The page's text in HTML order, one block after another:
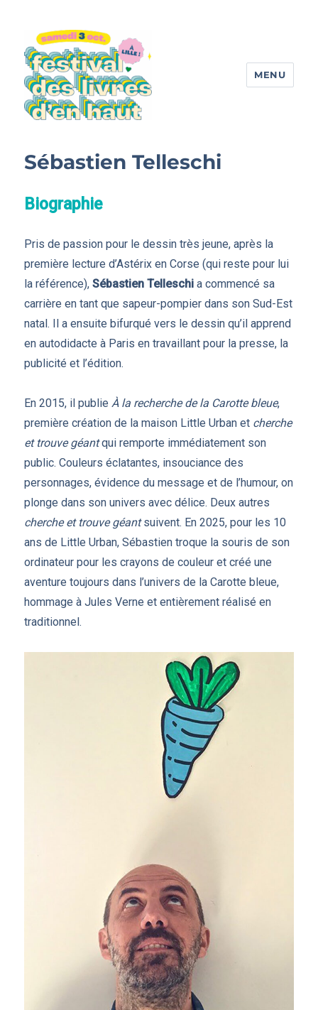
MENU
Sébastien Telleschi
Biographie
Pris de passion pour le dessin très jeune, après la
première lecture d’Astérix en Corse (qui reste pour lui
la référence),Sébastien Telleschi a commencé sa
carrière en tant que sapeur-pompier dans son Sud-Est
natal. Il a ensuite bifurqué vers le dessin qu’il apprend
en autodidacte à Paris en travaillant pour la presse, la
publicité et l’édition.
En 2015, il publie À la recherche de la Carotte bleue,
première création de la maison Little Urban et cherche
et trouve géantqui remporte immédiatement son
public. Couleurs éclatantes, insouciance des
personnages, évidence du message et de l’humour, on
plonge dans son univers avec délice. Deux autres
cherche et trouve géantsuivent. En 2025, pour les 10
ans de Little Urban, Sébastien troque la souris de son
ordinateur pour les crayons de couleur et créé une
aventure toujours dans l’univers de la Carotte bleue,
hommage à Jules Verne et entièrement réalisé en
traditionnel.